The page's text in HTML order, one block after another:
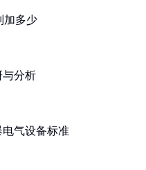
加多少
与分析
气设备标准